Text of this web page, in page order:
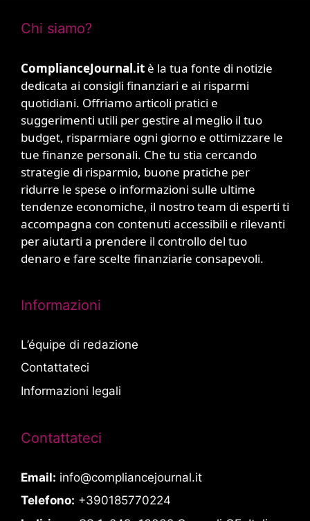
Chi siamo?
ComplianceJournal.it è la tua fonte di notizie
dedicata ai consigli finanziari e ai risparmi
quotidiani. Offriamo articoli pratici e
suggerimenti utili per gestire al meglio il tuo
budget, risparmiare ogni giorno e ottimizzare le
tue finanze personali. Che tu stia cercando
strategie di risparmio, buone pratiche per
ridurre le spese o informazioni sulle ultime
tendenze economiche, il nostro team di esperti ti
accompagna con contenuti accessibili e rilevanti
per aiutarti a prendere il controllo del tuo
denaro e fare scelte finanziarie consapevoli.
Informazioni
L’équipe di redazione
Contattateci
Informazioni legali
Contattateci
Email: info@compliancejournal.it
Telefono: +390185770224